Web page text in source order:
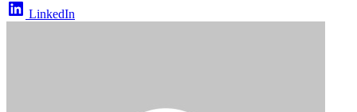
LinkedIn